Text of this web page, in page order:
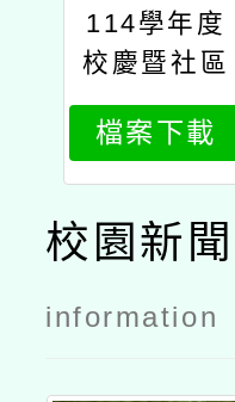
114學年度
校慶暨社區
運動會小志
工名單
檔案下載
校園新
information